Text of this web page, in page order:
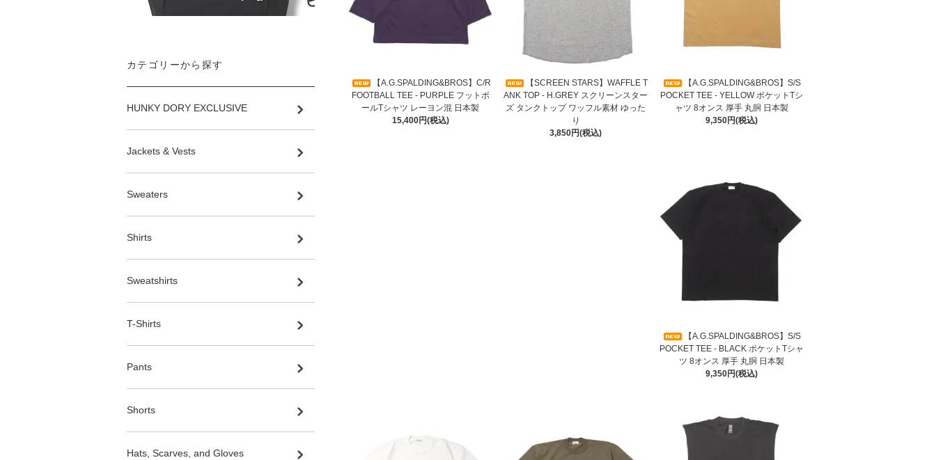
【A.G.SPALDING&BROS】C/R
FOOTBALL TEE - PURPLE フットボ
ールTシャツ レーヨン混 日本製
15,400円(税込)
【SCREEN STARS】WAFFLE T
ANK TOP - H.GREY スクリーンスター
ズ タンクトップ ワッフル素材 ゆった
り
3,850円(税込)
【A.G.SPALDING&BROS】S/S
POCKET TEE - YELLOW ポケットTシ
ャツ 8オンス 厚手 丸胴 日本製
9,350円(税込)
【A.G.SPALDING&BROS】S/S
POCKET TEE - BLACK ポケットTシャ
ツ 8オンス 厚手 丸胴 日本製
9,350円(税込)
カテゴリーから探す
HUNKY DORY EXCLUSIVE
Jackets & Vests
Sweaters
Shirts
Sweatshirts
T-Shirts
Pants
Shorts
Hats, Scarves, and Gloves